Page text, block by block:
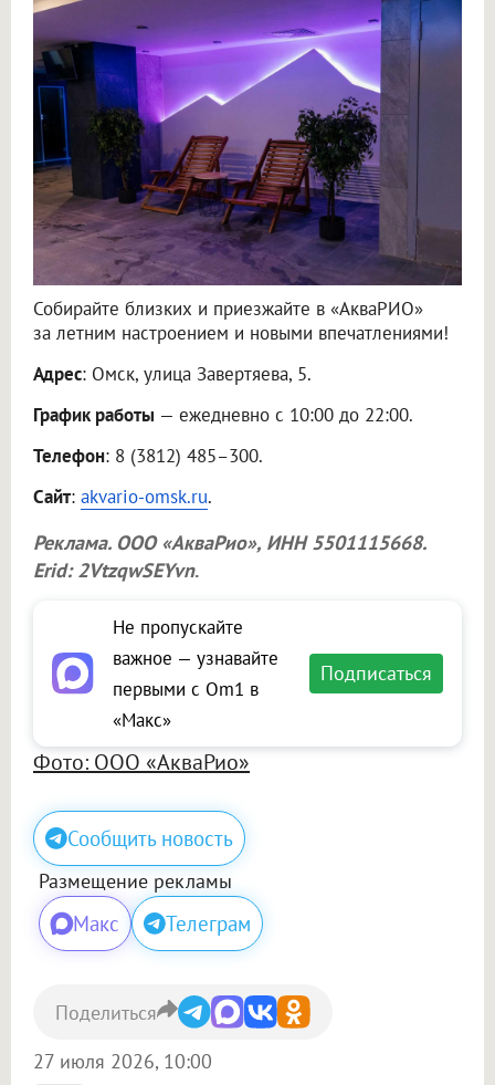
Собирайте близких и приезжайте в «АкваРИО»
за летним настроением и новыми впечатлениями!
Адрес: Омск, улица Завертяева, 5.
График работы — ежедневно с 10:00 до 22:00.
Телефон: 8 (3812) 485–300.
Сайт: akvario-omsk.ru.
Реклама. ООО «АкваРио», ИНН 5501115668.
Erid: 2VtzqwSEYvn.
Не пропускайте
важное — узнавайте
первыми с Om1 в
«Макс»
Подписаться
Фото: ООО «АкваРио»
Сообщить новость
Размещение рекламы
Макс Телеграм
27 июля 2026, 10:00
Поделиться